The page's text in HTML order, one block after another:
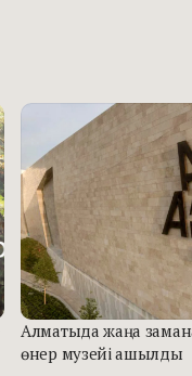
Алматыда жаңа
өнер музейі ашылды